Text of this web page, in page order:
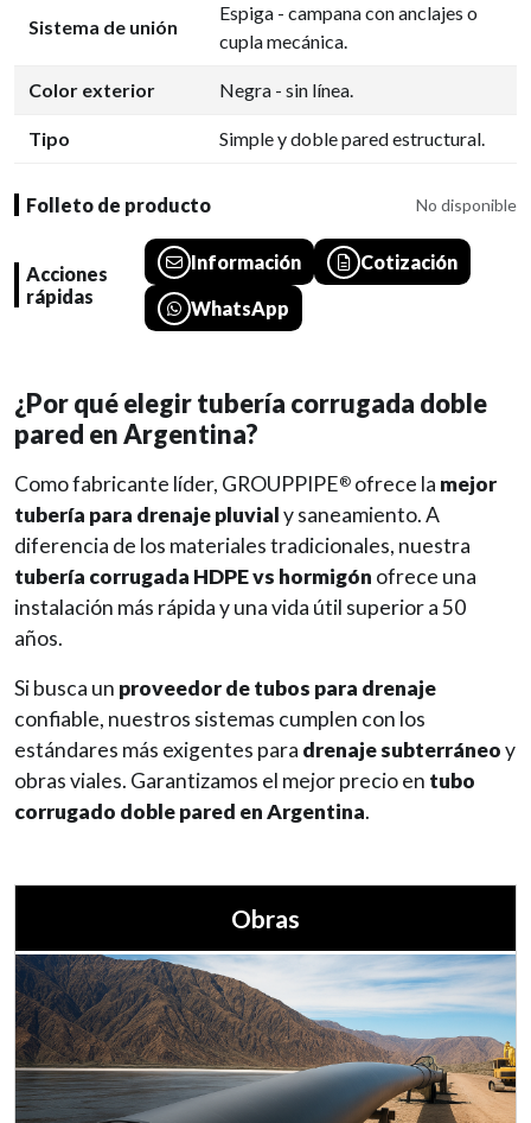
Sistema de unión
Espiga - campana con anclajes o
cupla mecánica.
Color exterior Negra - sin línea.
Tipo Simple y doble pared estructural.
Folleto de producto No disponible
Acciones
rápidas
Información Cotización
WhatsApp
¿Por qué elegir tubería corrugada doble
pared en Argentina?
Como fabricante líder, GROUPPIPE® ofrece la mejor
tubería para drenaje pluvialy saneamiento. A
diferencia de los materiales tradicionales, nuestra
tubería corrugada HDPE vs hormigón ofrece una
instalación más rápida y una vida útil superior a 50
años.
Si busca un proveedor de tubos para drenaje
confiable, nuestros sistemas cumplen con los
estándares más exigentes para drenaje subterráneoy
obras viales. Garantizamos el mejor precio en tubo
corrugado doble pared en Argentina.
Obras